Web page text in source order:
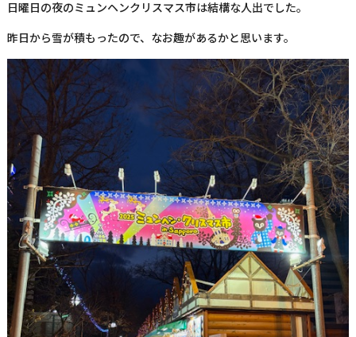
日曜日の夜のミュンヘンクリスマス市は結構な人出でした。
昨日から雪が積もったので、なお趣があるかと思います。